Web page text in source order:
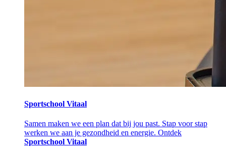
Sportschool Vitaal
Samen maken we een plan dat bij jou past. Stap voor stap
werken we aan je gezondheid en energie. Ontdek
Sportschool Vitaal